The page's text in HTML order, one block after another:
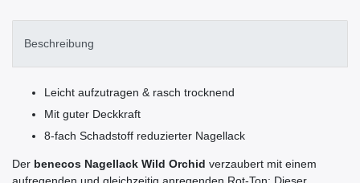
Beschreibung
Leicht aufzutragen & rasch trocknend
Mit guter Deckkraft
8-fach Schadstoff reduzierter Nagellack
Der benecos Nagellack Wild Orchid verzaubert mit einem